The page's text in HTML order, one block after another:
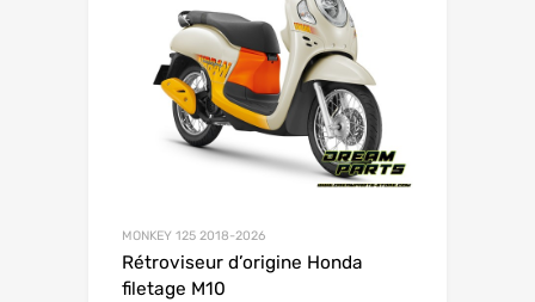
MONKEY 125 2018-2026
Rétroviseur d’origine Honda
filetage M10